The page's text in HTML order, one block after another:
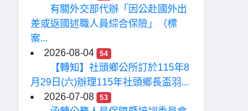
有關外交部代辦「因公赴國外出
差或返國述職人員綜合保險」（標
案...
2026-08-04
54
【轉知】社頭鄉公所訂於115年8
月29日(六)辦理115年社頭鄉長盃羽...
2026-07-08
53